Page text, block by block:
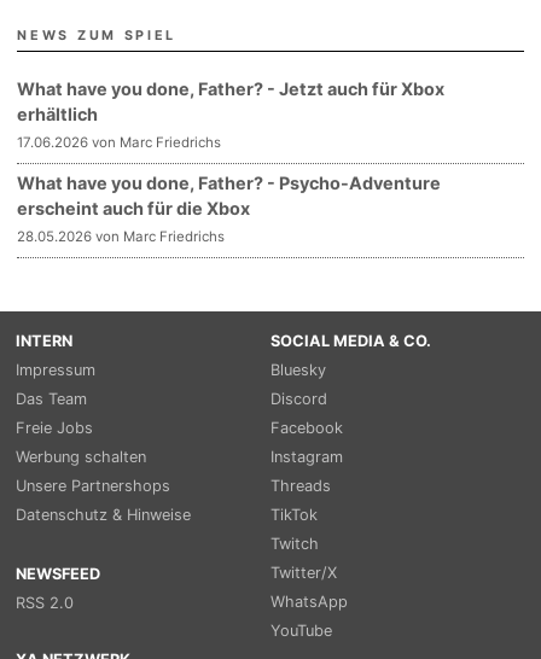
NEWS ZUM SPIEL
What have you done, Father? - Jetzt auch für Xbox
erhältlich
17.06.2026 von Marc Friedrichs
What have you done, Father? - Psycho-Adventure
erscheint auch für die Xbox
28.05.2026 von Marc Friedrichs
INTERN
Impressum
Das Team
Freie Jobs
Werbung schalten
Unsere Partnershops
Datenschutz & Hinweise
NEWSFEED
RSS 2.0
SOCIAL MEDIA & CO.
Bluesky
Discord
Facebook
Instagram
Threads
TikTok
Twitch
Twitter/X
WhatsApp
YouTube